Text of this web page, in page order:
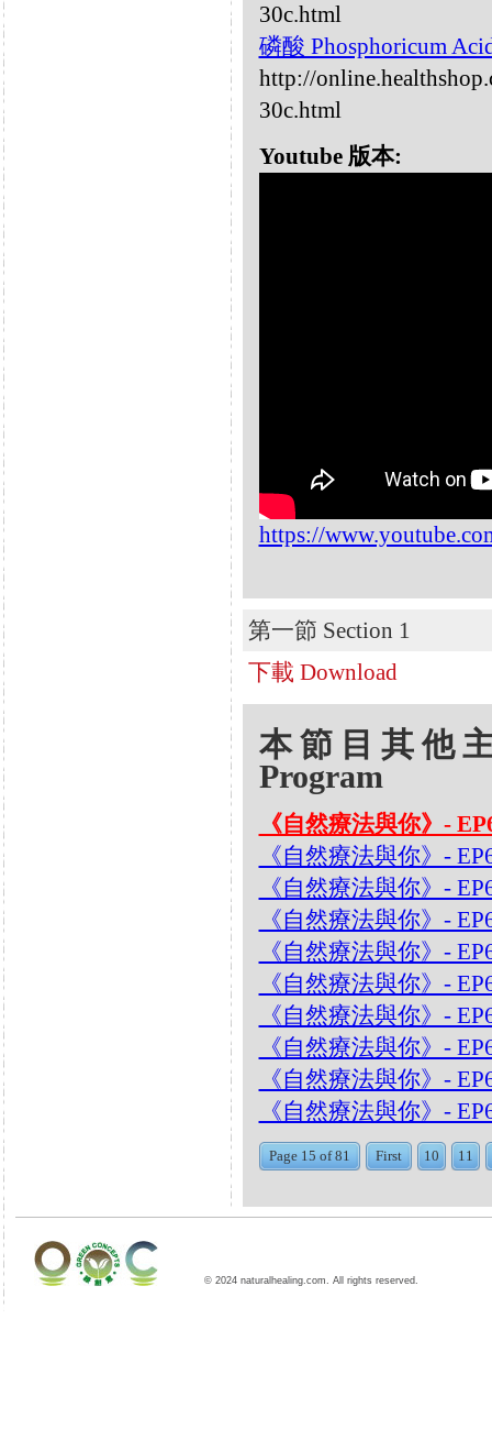
30c.html
磷酸 Phosphoricum
http://
30c.html
Youtube 版本:
https://
第一節 Section 1
下載 Download
本節目其他
Program
《自然療法與你》-
《自然療法與你》-
《自然療法與你》-
《自然療法與你》-
《自然療法與你》-
《自然療法與你》-
《自然療法與你》-
《自然療法與你》-
《自然療法與你》-
《自然療法與你》-
Page 15 of 81 First 10 11
© 2024 naturalhealing.com. All rights reserved.